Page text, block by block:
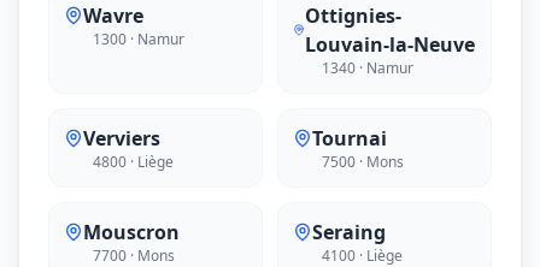
Wavre
1300 · Namur
Ottignies-
Louvain-la-Neuve
1340 · Namur
Verviers
4800 · Liège
Tournai
7500 · Mons
Mouscron
7700 · Mons
Seraing
4100 · Liège